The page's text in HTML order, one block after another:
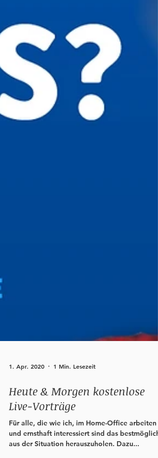
1 Min. Lesezeit
Heute & Morgen kostenlose
Live-Vorträge
Für alle, die wie ich, im Home-Office arbeiten